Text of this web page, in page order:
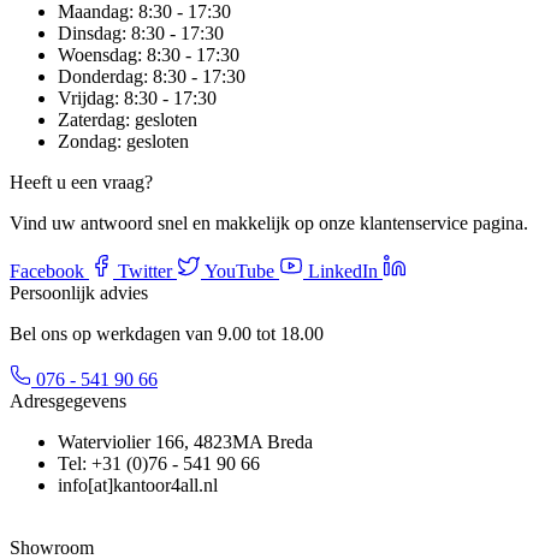
Maandag: 8:30 - 17:30
Dinsdag: 8:30 - 17:30
Woensdag: 8:30 - 17:30
Donderdag: 8:30 - 17:30
Vrijdag: 8:30 - 17:30
Zaterdag: gesloten
Zondag: gesloten
Heeft u een vraag?
Vind uw antwoord snel en makkelijk op onze klantenservice pagina.
Facebook Twitter YouTube
LinkedIn
Persoonlijk advies
Bel ons op werkdagen van 9.00 tot 18.00
076 - 541 90 66
Adresgegevens
Waterviolier 166, 4823MA Breda
Tel: +31 (0)76 - 541 90 66
info[at]kantoor4all.nl
Showroom